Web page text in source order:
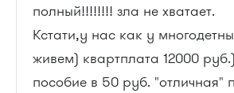
полный!!!!!!!! зла не хватает.
Кстати,у нас как у
живем) квартплата 12000
пособие в 50 руб. "отличная"